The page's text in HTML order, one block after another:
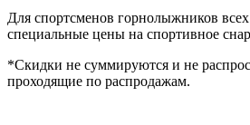
Для спортсменов горнолыжников всех
специальные цены на спортивное
*Скидки не суммируются и не
проходящие по распродажам.